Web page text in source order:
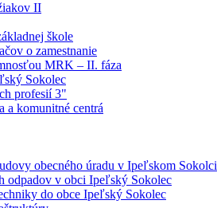
II
škole
o zamestnanie
MRK – II. fáza
Sokolec
profesií 3"
a komunitné centrá
obecného úradu v Ipeľskom Sokolci
odpadov v obci Ipeľský Sokolec
do obce Ipeľský Sokolec